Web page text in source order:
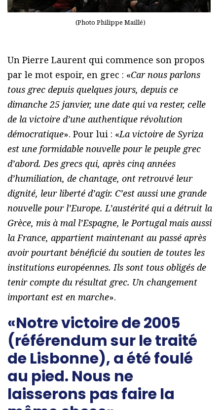
(Photo Philippe Maillé)
Un Pierre Laurent qui commence son propos
par le mot espoir, en grec : «Car nous parlons
tous grec depuis quelques jours, depuis ce
dimanche 25 janvier, une date qui va rester, celle
de la victoire d’une authentique révolution
démocratique». Pour lui : «La victoire de Syriza
est une formidable nouvelle pour le peuple grec
d’abord. Des grecs qui, après cinq années
d’humiliation, de chantage, ont retrouvé leur
dignité, leur liberté d’agir. C’est aussi une grande
nouvelle pour l’Europe. L’austérité qui a détruit la
Grèce, mis à mal l’Espagne, le Portugal mais aussi
la France, appartient maintenant au passé après
avoir pourtant bénéficié du soutien de toutes les
institutions européennes. Ils sont tous obligés de
tenir compte du résultat grec. Un changement
important est en marche».
«Notre victoire de 2005
(référendum sur le traité
de Lisbonne), a été foulé
au pied. Nous ne
laisserons pas faire la